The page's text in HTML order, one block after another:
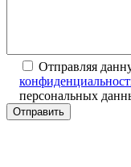
Отправляя
персональных